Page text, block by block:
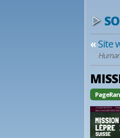
«Site